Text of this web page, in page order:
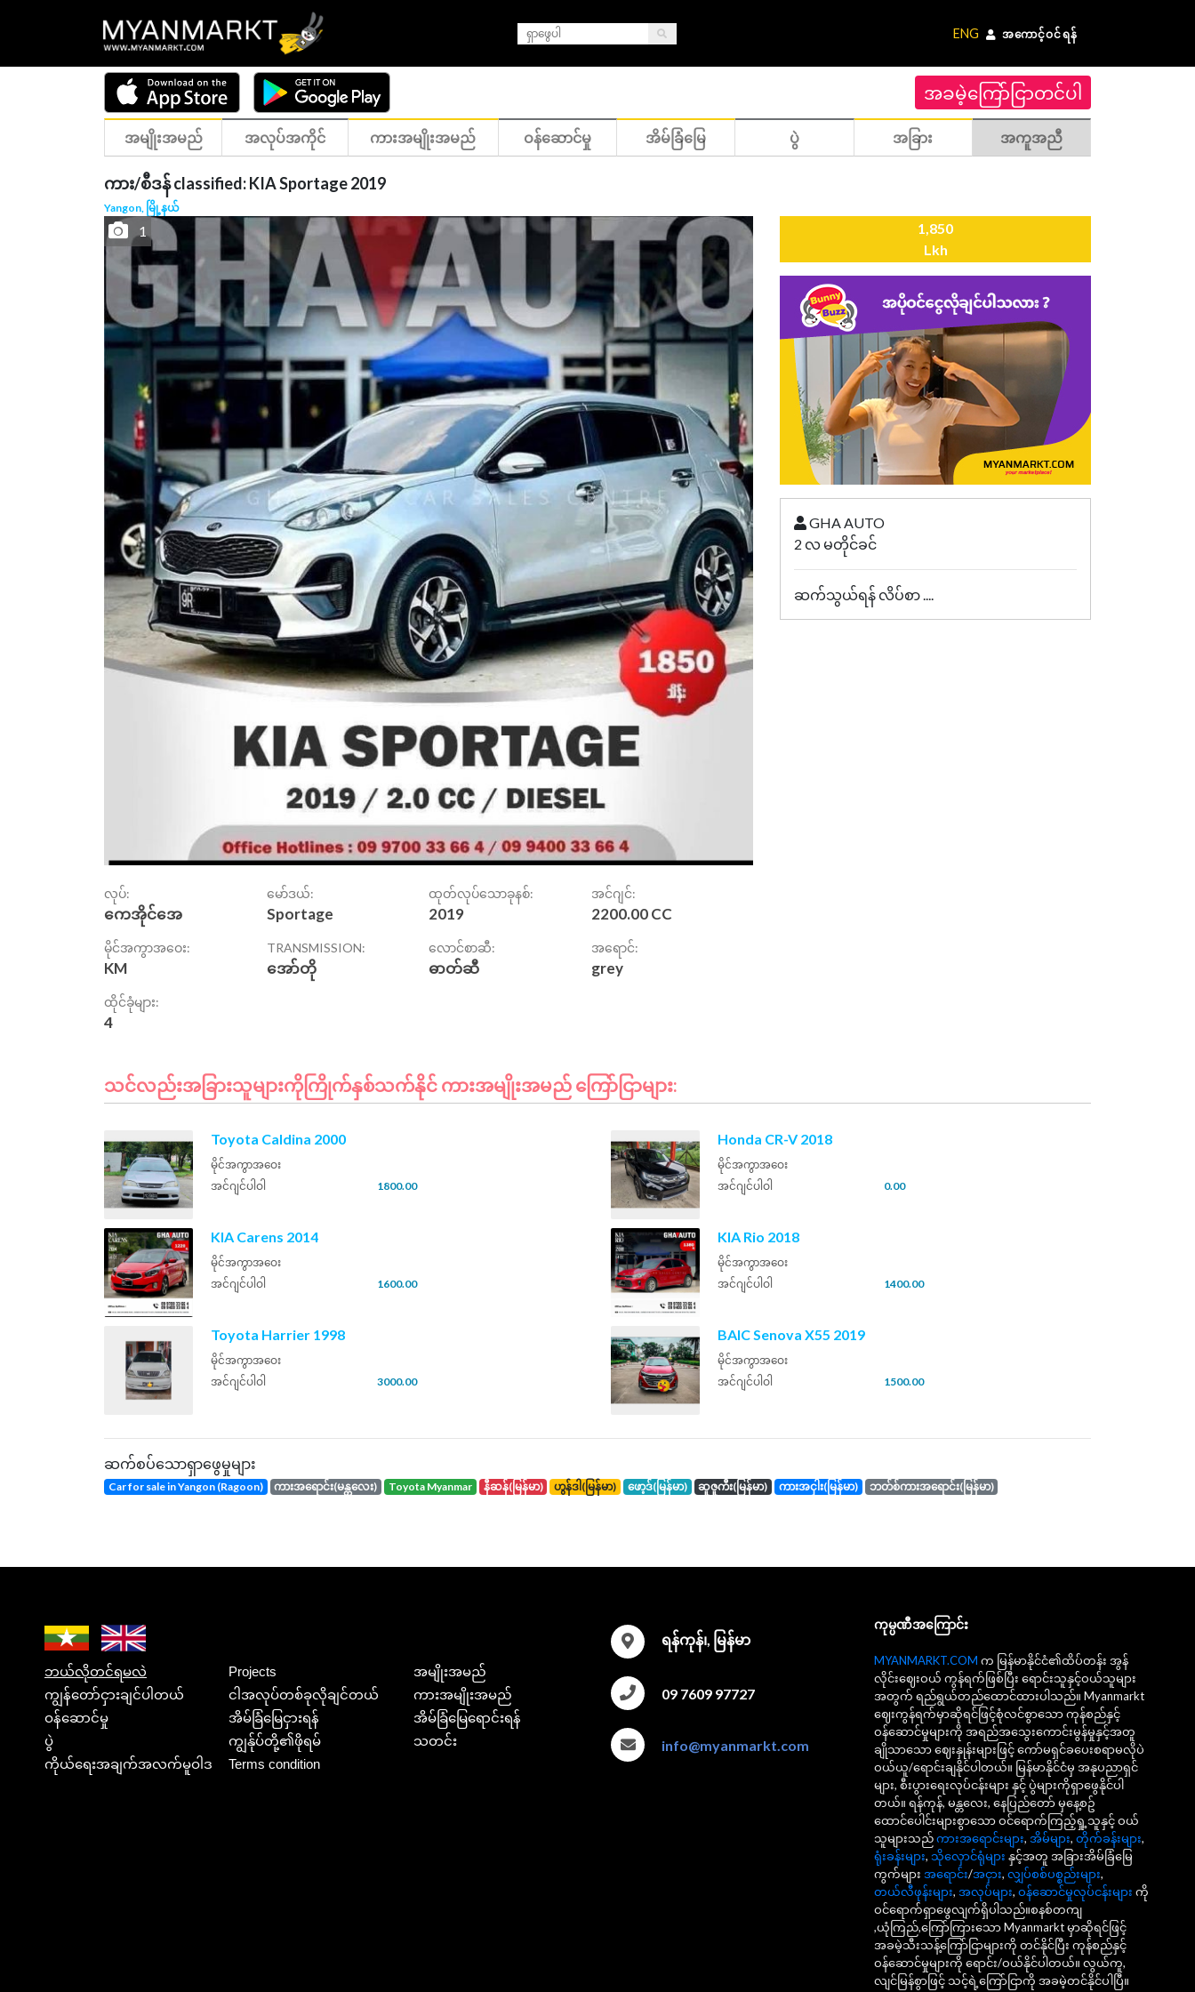
ENG အကောင့်ဝင်ရန်
အခမဲ့ကြော်ငြာတင်ပါ
အမျိုးအမည် အလုပ်အကိုင် ကားအမျိုးအမည် ဝန်ဆောင်မှု အိမ်ခြံမြေ ပွဲ အခြား အကူအညီ
ကား/စီဒန် classified: KIA Sportage 2019
Yangon, မြို့နယ်
1
1,850
Lkh
GHA AUTO
2 လ မတိုင်ခင်
ဆက်သွယ်ရန် လိပ်စာ ....
လုပ်:
ကေအိုင်အေ
မော်ဒယ်:
Sportage
ထုတ်လုပ်သောခုနစ်:
2019
အင်ဂျင်:
2200.00 CC
မိုင်အကွာအဝေး:
KM
TRANSMISSION:
အော်တို
လောင်စာဆီ:
ဓာတ်ဆီ
အရောင်:
grey
ထိုင်ခုံများ:
4
သင်လည်းအခြားသူများကိုကြိုက်နှစ်သက်နိုင် ကားအမျိုးအမည် ကြော်ငြာများ:
Toyota Caldina 2000
မိုင်အကွာအဝေး
အင်ဂျင်ပါဝါ
1800.00
Honda CR-V 2018
မိုင်အကွာအဝေး
အင်ဂျင်ပါဝါ
0.00
KIA Carens 2014
မိုင်အကွာအဝေး
အင်ဂျင်ပါဝါ
1600.00
KIA Rio 2018
မိုင်အကွာအဝေး
အင်ဂျင်ပါဝါ
1400.00
Toyota Harrier 1998
မိုင်အကွာအဝေး
အင်ဂျင်ပါဝါ
3000.00
BAIC Senova X55 2019
မိုင်အကွာအဝေး
အင်ဂျင်ပါဝါ
1500.00
ဆက်စပ်သောရှာဖွေမှုများ
Car for sale in Yangon (Ragoon) ကားအရောင်း(မန္တလေး) toyota Myanmar နီဆန်(မြန်မာ) ဟွန်ဒါ(မြန်မာ) ဖော့ဒ်(မြန်မာ) ဆူဇူကီး(မြန်မာ) ကားအငှါး(မြန်မာ) ဘတ်စ်ကားအရောင်း(မြန်မာ)
ဘယ်လိုတင်ရမလဲ Projects
အမျိုးအမည်
ကျွန်တော်ငှားချင်ပါတယ်
ငါအလုပ်တစ်ခုလိုချင်တယ်
ကားအမျိုးအမည်
ဝန်ဆောင်မှု
အိမ်ခြံမြေငှားရန်
အိမ်ခြံမြေရောင်းရန်
ပွဲ
ကျွန်ုပ်တို့၏ဖိုရမ်
သတင်း
ကိုယ်ရေးအချက်အလက်မူဝါဒ
Terms condition
ရန်ကုန်၊, မြန်မာ
09 7609 97727
info@myanmarkt.com
ကုမ္ပဏီအကြောင်း
MYANMARKT.COM က မြန်မာနိုင်ငံ၏ထိပ်တန်း အွန်
လိုင်းဈေးဝယ် ကွန်ရက်ဖြစ်ပြီး ရောင်းသူနှင့်ဝယ်သူများ
အတွက် ရည်ရွယ်တည်ထောင်ထားပါသည်။ Myanmarkt
ဈေးကွန်ရက်မှာဆိုရင်ဖြင့်စုံလင်စွာသော ကုန်စည်နှင့်
ဝန်ဆောင်မှုများကို အရည်အသွေးကောင်းမွန်မှုနှင့်အတူ
ချိုသာသော ဈေးနှုန်းများဖြင့် ကော်မရှင်ခပေးစရာမလိုပဲ
ဝယ်ယူ/ရောင်းချနိုင်ပါတယ်။ မြန်မာနိုင်ငံမှ အနုပညာရှင်
များ, စီးပွားရေးလုပ်ငန်းများ နှင့် ပွဲများကိုရှာဖွေနိုင်ပါ
တယ်။ ရန်ကုန်, မန္တလေး, နေပြည်တော် မှနေ့စဥ်
ထောင်ပေါင်းများစွာသော ဝင်ရောက်ကြည့်ရှု့သူနှင့် ဝယ်
သူများသည်ကားအရောင်းများ, အိမ်များ, တိုက်ခန်းများ,
ရုံးခန်းများ, သိုလှောင်ရုံများ နှင့်အတူ အခြားအိမ်ခြံမြေ
ကွက်များ အရောင်း/အငှား, လျှပ်စစ်ပစ္စည်းများ,
တယ်လီဖုန်းများ, အလုပ်များ, ဝန်ဆောင်မှုလုပ်ငန်းများ ကို
ဝင်ရောက်ရှာဖွေလျက်ရှိပါသည်။စနစ်တကျ
,ယုံကြည်,ကြော်ကြားသော Myanmarkt မှာဆိုရင်ဖြင့်
အခမဲ့သီးသန့်ကြော်ငြာများကို တင်နိုင်ပြီး ကုန်စည်နှင့်
ဝန်ဆောင်မှုများကို ရောင်း/ဝယ်နိုင်ပါတယ်။ လွယ်ကူ,
လျင်မြန်စွာဖြင့် သင့်ရဲ့ကြော်ငြာကို အခမဲ့တင်နိုင်ပါပြီ။